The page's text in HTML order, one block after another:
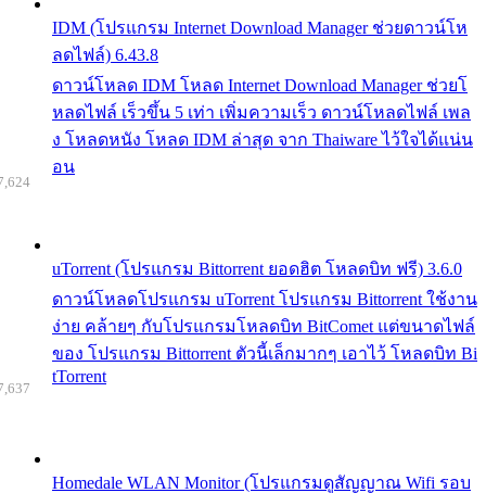
IDM (โปรแกรม Internet Download Manager ช่วยดาวน์โห
ลดไฟล์) 6.43.8
ดาวน์โหลด IDM โหลด Internet Download Manager ช่วยโ
หลดไฟล์ เร็วขึ้น 5 เท่า เพิ่มความเร็ว ดาวน์โหลดไฟล์ เพล
ง โหลดหนัง โหลด IDM ล่าสุด จาก Thaiware ไว้ใจได้แน่น
อน
uTorrent (โปรแกรม Bittorrent ยอดฮิต โหลดบิท ฟรี) 3.6.0
ดาวน์โหลดโปรแกรม uTorrent โปรแกรม Bittorrent ใช้งาน
ง่าย คล้ายๆ กับโปรแกรมโหลดบิท BitComet แต่ขนาดไฟล์
ของ โปรแกรม Bittorrent ตัวนี้เล็กมากๆ เอาไว้ โหลดบิท Bi
tTorrent
Homedale WLAN Monitor (โปรแกรมดูสัญญาณ Wifi รอบ